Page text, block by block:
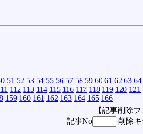
51 52 53 54 55 56 57 58 59 60 61 62 63 64
112 113 114 115 116 117 118 119 120 121
159 160 161 162 163 164 165 166
【記事削除フ
記事No
削除キ